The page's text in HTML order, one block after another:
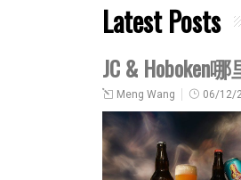
Latest Posts
JC & Hoboken
Meng Wang 06/12/